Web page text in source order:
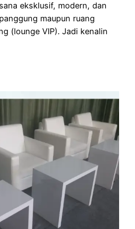
eksklusif, modern, dan
maupun ruang
(lounge VIP). Jadi kenalin